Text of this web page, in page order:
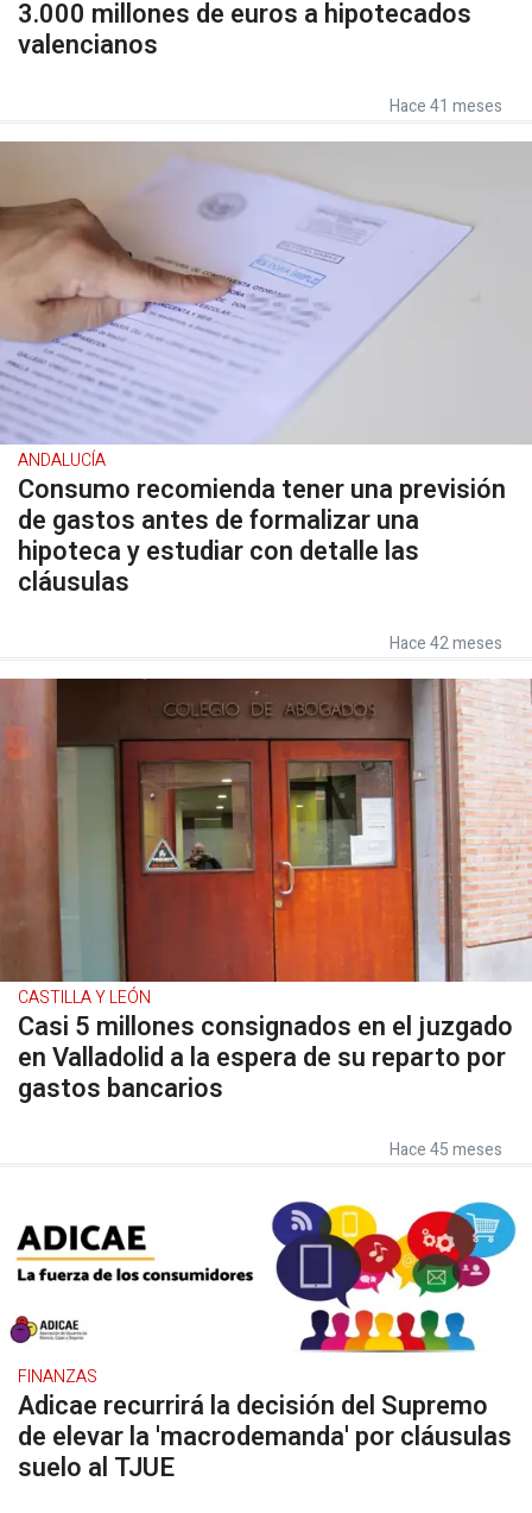
3.000 millones de euros a hipotecados
valencianos
Hace 41 meses
ANDALUCÍA
Consumo recomienda tener una previsión
de gastos antes de formalizar una
hipoteca y estudiar con detalle las
cláusulas
Hace 42 meses
CASTILLA Y LEÓN
Casi 5 millones consignados en el juzgado
en Valladolid a la espera de su reparto por
gastos bancarios
Hace 45 meses
FINANZAS
Adicae recurrirá la decisión del Supremo
de elevar la 'macrodemanda' por cláusulas
suelo al TJUE